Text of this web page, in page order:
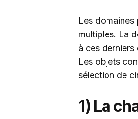
Les
multiples. La
à ces derniers
Les objets
sélection de
1) La